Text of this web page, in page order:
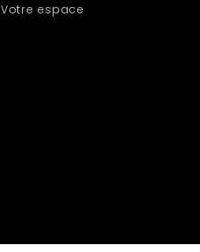
Votre espace